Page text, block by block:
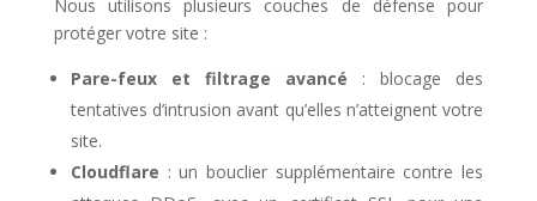
Nous utilisons plusieurs couches de défense pour
protéger votre site :
Pare-feux et filtrage avancé : blocage des
tentatives d’intrusion avant qu’elles n’atteignent votre
site.
Cloudflare : un bouclier supplémentaire contre les